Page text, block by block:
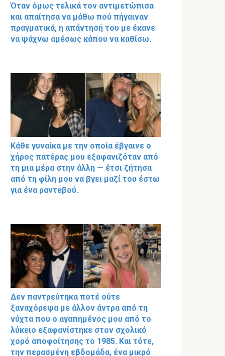
Όταν όμως τελικά τον αντιμετώπισα
και απαίτησα να μάθω πού πήγαιναν
πραγματικά, η απάντησή του με έκανε
να ψάχνω αμέσως κάπου να καθίσω.
Κάθε γυναίκα με την οποία έβγαινε ο
χήρος πατέρας μου εξαφανιζόταν από
τη μια μέρα στην άλλη — έτσι ζήτησα
από τη φίλη μου να βγει μαζί του έστω
για ένα ραντεβού.
Δεν παντρεύτηκα ποτέ ούτε
ξαναχόρεψα με άλλον άντρα από τη
νύχτα που ο αγαπημένος μου από το
λύκειο εξαφανίστηκε στον σχολικό
χορό αποφοίτησης το 1985. Και τότε,
την περασμένη εβδομάδα, ένα μικρό